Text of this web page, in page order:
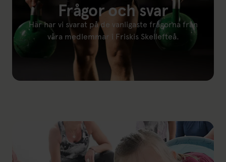
Frågor och svar
Här har vi svarat på de vanligaste frågorna från
våra medlemmar i Friskis Skellefteå.